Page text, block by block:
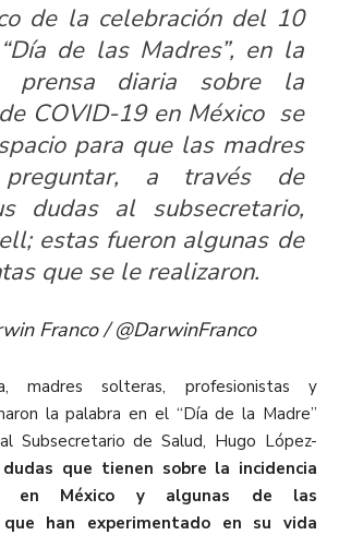
de la celebración del 10
de las Madres”, en la
prensa diaria sobre la
COVID-19 en México se
para que las madres
preguntar, a través de
dudas al subsecretario,
estas fueron algunas de
que se le realizaron.
Franco / @DarwinFranco
madres solteras, profesionistas y
la palabra en el “Día de la Madre”
Subsecretario de Salud, Hugo López-
que tienen sobre la incidencia
en México y algunas de las
que han experimentado en su vida